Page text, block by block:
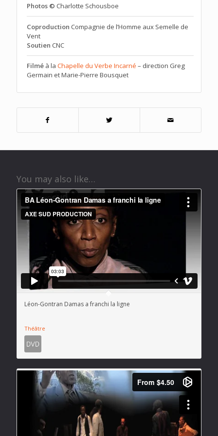
Photos © Charlotte Schousboe
Coproduction Compagnie de l’Homme aux Semelle de
Vent
Soutien CNC
Filméà la Chapelle du Verbe Incarné – direction Greg
Germain et Marie-Pierre Bousquet
You may also like…
Léon-Gontran Damas a franchi la ligne
Théâtre